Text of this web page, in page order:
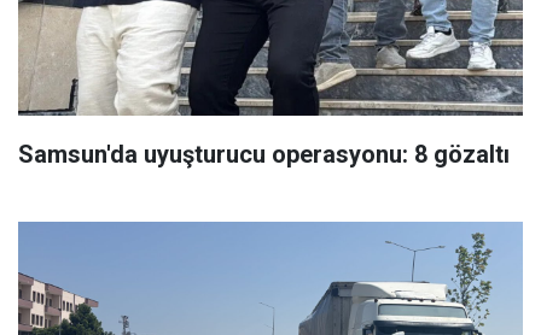
Samsun'da uyuşturucu operasyonu: 8 gözaltı